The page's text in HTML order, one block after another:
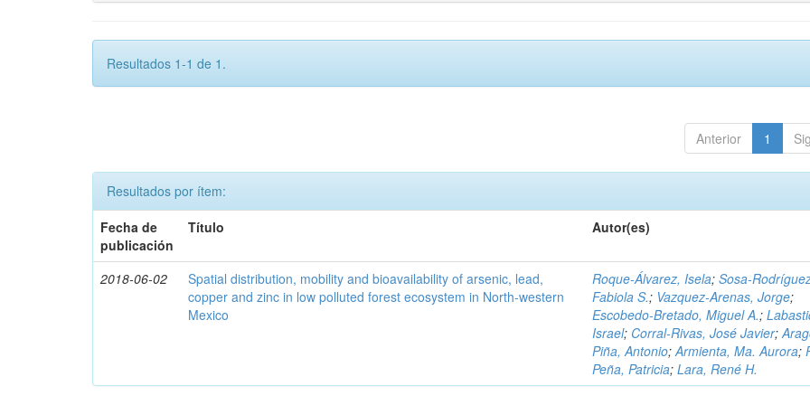
Resultados 1-1 de 1.
Anterior 1
Resultados por ítem:
Fecha de
publicación
Título Autor(es)
2018-06-02
Spatial distribution, mobility and bioavailability of arsenic, lead,
copper and zinc in low polluted forest ecosystem in North-western
Mexico
Roque-Álvarez, Isela;Sosa-
Fabiola S.; Vazquez-Arenas, Jorge;
Escobedo-Bretado, Miguel A.;
Israel; Corral-Rivas, José Javier;
Piña, Antonio;Armienta, Ma. Aurora;
Peña, Patricia;Lara, René H.